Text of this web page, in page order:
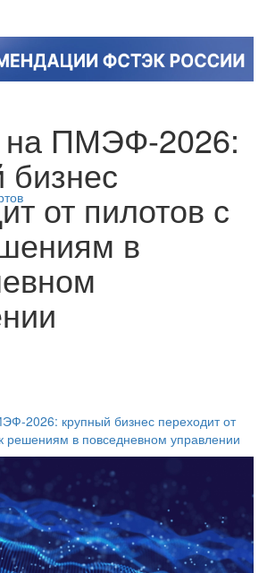
ПМЭФ-2026:
бизнес
от пилотов с
в
2026: крупный бизнес переходит от
решениям в повседневном управлении